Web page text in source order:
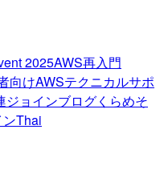
2025AWS再入門
向けAWSテクニカルサポ
ジョインブログくらめそ
Thai